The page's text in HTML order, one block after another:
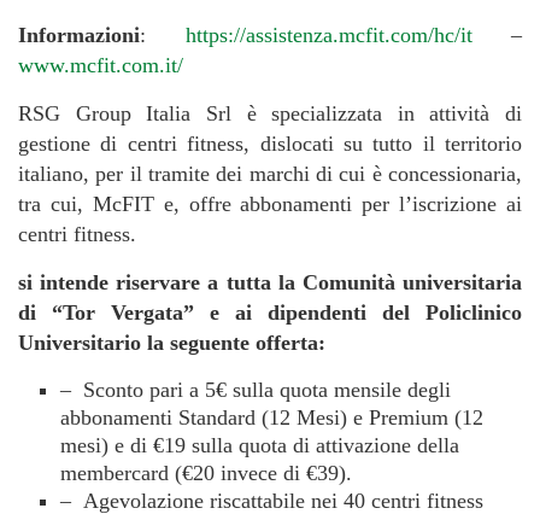
Informazioni: https://assistenza.mcfit.com/hc/it–
www.mcfit.com.it/
RSG Group Italia Srl è specializzata in attività di
gestione di centri fitness, dislocati su tutto il territorio
italiano, per il tramite dei marchi di cui è concessionaria,
tra cui, McFIT e, offre abbonamenti per l’iscrizione ai
centri fitness.
si intende riservare a tutta la Comunità universitaria
di “Tor Vergata” e ai dipendenti del Policlinico
Universitario la seguente offerta:
– Sconto pari a 5€ sulla quota mensile degli
abbonamenti Standard (12 Mesi) e Premium (12
mesi) e di €19 sulla quota di attivazione della
membercard (€20 invece di €39).
– Agevolazione riscattabile nei 40 centri fitness